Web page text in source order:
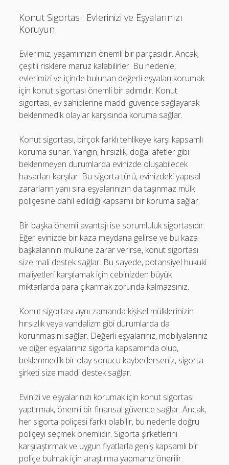
Konut Sigortası: Evlerinizi ve Eşyalarınızı
Koruyun
Evlerimiz, yaşamımızın önemli bir parçasıdır. Ancak,
çeşitli risklere maruz kalabilirler. Bu nedenle,
evlerimizi ve içinde bulunan değerli eşyaları korumak
için konut sigortası önemli bir adımdır. Konut
sigortası, ev sahiplerine maddi güvence sağlayarak
beklenmedik olaylar karşısında koruma sağlar.
Konut sigortası, birçok farklı tehlikeye karşı kapsamlı
koruma sunar. Yangın, hırsızlık, doğal afetler gibi
beklenmeyen durumlarda evinizde oluşabilecek
hasarları karşılar. Bu sigorta türü, evinizdeki yapısal
zararların yanı sıra eşyalarınızın da taşınmaz mülk
poliçesine dahil edildiği kapsamlı bir koruma sağlar.
Bir başka önemli avantajı ise sorumluluk sigortasıdır.
Eğer evinizde bir kaza meydana gelirse ve bu kaza
başkalarının mülküne zarar verirse, konut sigortası
size mali destek sağlar. Bu sayede, potansiyel hukuki
maliyetleri karşılamak için cebinizden büyük
miktarlarda para çıkarmak zorunda kalmazsınız.
Konut sigortası aynı zamanda kişisel mülklerinizin
hırsızlık veya vandalizm gibi durumlarda da
korunmasını sağlar. Değerli eşyalarınız, mobilyalarınız
ve diğer eşyalarınız sigorta kapsamında olup,
beklenmedik bir olay sonucu kaybederseniz, sigorta
şirketi size maddi destek sağlar.
Evinizi ve eşyalarınızı korumak için konut sigortası
yaptırmak, önemli bir finansal güvence sağlar. Ancak,
her sigorta poliçesi farklı olabilir, bu nedenle doğru
poliçeyi seçmek önemlidir. Sigorta şirketlerini
karşılaştırmak ve uygun fiyatlarla geniş kapsamlı bir
poliçe bulmak için araştırma yapmanız önerilir.